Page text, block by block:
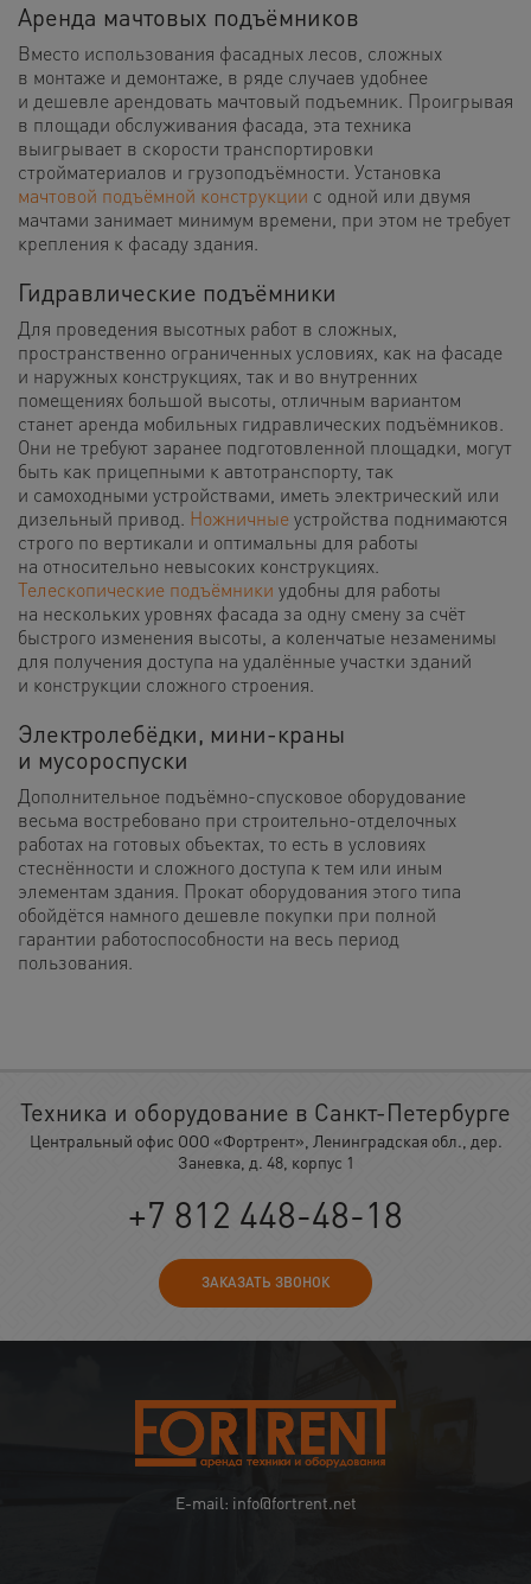
Аренда мачтовых подъёмников
Вместо использования фасадных лесов, сложных
в монтаже и демонтаже, в ряде случаев удобнее
и дешевле арендовать мачтовый подъемник. Проигрывая
в площади обслуживания фасада, эта техника
выигрывает в скорости транспортировки
стройматериалов и грузоподъёмности. Установка
мачтовой подъёмной конструкции с одной или двумя
мачтами занимает минимум времени, при этом не требует
крепления к фасаду здания.
Гидравлические подъёмники
Для проведения высотных работ в сложных,
пространственно ограниченных условиях, как на фасаде
и наружных конструкциях, так и во внутренних
помещениях большой высоты, отличным вариантом
станет аренда мобильных гидравлических подъёмников.
Они не требуют заранее подготовленной площадки, могут
быть как прицепными к автотранспорту, так
и самоходными устройствами, иметь электрический или
дизельный привод. Ножничныеустройства поднимаются
строго по вертикали и оптимальны для работы
на относительно невысоких конструкциях.
Телескопические подъёмники удобны для работы
на нескольких уровнях фасада за одну смену за счёт
быстрого изменения высоты, а коленчатые незаменимы
для получения доступа на удалённые участки зданий
и конструкции сложного строения.
Электролебёдки, мини-краны
и мусороспуски
Дополнительное подъёмно-спусковое оборудование
весьма востребовано при строительно-отделочных
работах на готовых объектах, то есть в условиях
стеснённости и сложного доступа к тем или иным
элементам здания. Прокат оборудования этого типа
обойдётся намного дешевле покупки при полной
гарантии работоспособности на весь период
пользования.
Техника и оборудование в Санкт-Петербурге
Центральный офис ООО «Фортрент», Ленинградская обл., дер.
Заневка, д. 48, корпус 1
+7 812 448-48-18
ЗАКАЗАТЬ ЗВОНОК
E-mail: info@fortrent.net